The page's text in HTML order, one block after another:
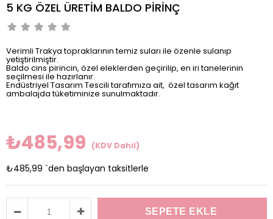
5 KG ÖZEL ÜRETİM BALDO PİRİNÇ
Verimli Trakya topraklarının temiz suları ile özenle sulanıp
yetiştirilmiştir.
Baldo cins pirincin, özel eleklerden geçirilip, en iri tanelerinin
seçilmesi ile hazırlanır.
Endüstriyel Tasarım Tescili tarafımıza ait, özel tasarım kağıt
ambalajda tüketiminize sunulmaktadır.
₺485,99 (KDV Dahil)
₺485,99 `den başlayan taksitlerle